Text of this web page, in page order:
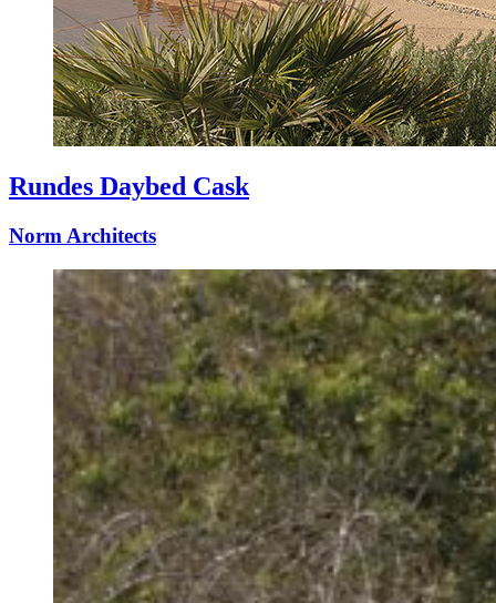
Rundes Daybed Cask
Norm Architects